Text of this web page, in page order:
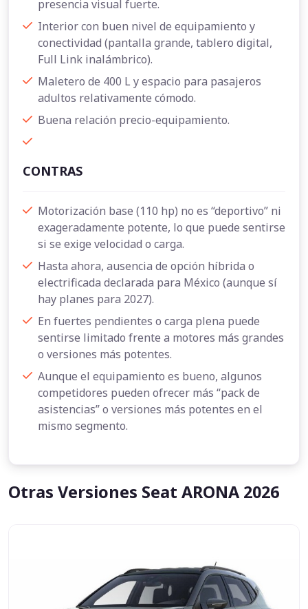
presencia visual fuerte.
Interior con buen nivel de equipamiento y
conectividad (pantalla grande, tablero digital,
Full Link inalámbrico).
Maletero de 400 L y espacio para pasajeros
adultos relativamente cómodo.
Buena relación precio-equipamiento.
CONTRAS
Motorización base (110 hp) no es “deportivo” ni
exageradamente potente, lo que puede sentirse
si se exige velocidad o carga.
Hasta ahora, ausencia de opción híbrida o
electrificada declarada para México (aunque sí
hay planes para 2027).
En fuertes pendientes o carga plena puede
sentirse limitado frente a motores más grandes
o versiones más potentes.
Aunque el equipamiento es bueno, algunos
competidores pueden ofrecer más “pack de
asistencias” o versiones más potentes en el
mismo segmento.
Otras Versiones Seat ARONA 2026